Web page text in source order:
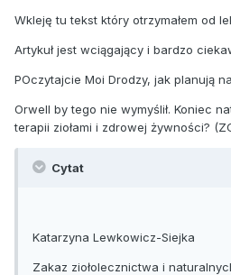
Wkleję tu tekst który otrzymałem od
Artykuł jest wciągający i bardzo
POczytajcie Moi Drodzy, jak planują
Orwell by tego nie wymyślił. Koniec
terapii ziołami i zdrowej żywności?
Cytat
Katarzyna Lewkowicz-Siejka
Zakaz ziołolecznictwa i